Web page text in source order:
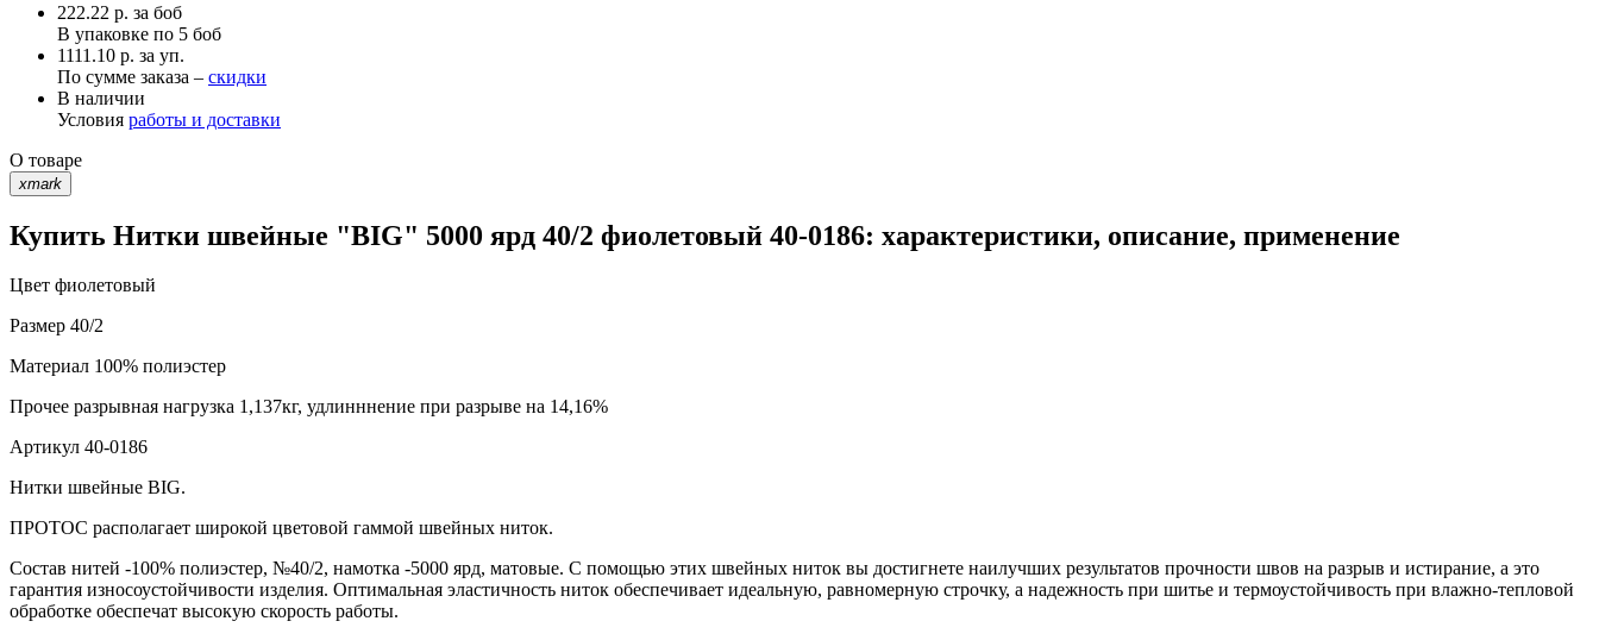
222.22 р. за боб
В упаковке по 5 боб
1111.10 р. за уп.
По сумме заказа – скидки
В наличии
Условия работы и доставки
О товаре
xmark
Купить Нитки швейные "BIG" 5000 ярд 40/2 фиолетовый 40-0186: характеристики, описание, применение
Цвет фиолетовый
Размер 40/2
Материал 100% полиэстер
Прочее разрывная нагрузка 1,137кг, удлинннение при разрыве на 14,16%
Артикул 40-0186
Нитки швейные BIG.
ПРОТОС располагает широкой цветовой гаммой швейных ниток.
Состав нитей -100% полиэстер, №40/2, намотка -5000 ярд, матовые. С помощью этих швейных ниток вы достигнете наилучших результатов прочности швов на разрыв и истирание, а это
гарантия износоустойчивости изделия. Оптимальная эластичность ниток обеспечивает идеальную, равномерную строчку, а надежность при шитье и термоустойчивость при влажно-тепловой
обработке обеспечат высокую скорость работы.